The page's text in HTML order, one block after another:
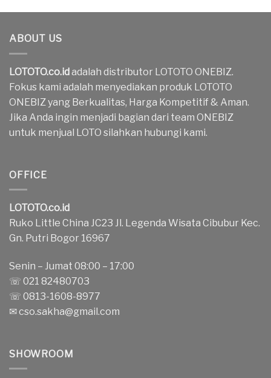
ABOUT US
LOTOTO.co.idadalah distributor LOTOTO ONEBIZ.
Fokus kami adalah menyediakan produk LOTOTO
ONEBIZ yang Berkualitas, Harga Kompetitif & Aman.
Jika Anda ingin menjadi bagian dari team ONEBIZ
untuk menjual LOTO silahkan hubungi kami.
OFFICE
LOTOTO.co.id
Ruko Little China JC23 Jl. Legenda Wisata Cibubur Kec.
Gn. Putri Bogor 16967
Senin – Jumat 08:00 – 17:00
☏ 021 82480703
☏ 0813-1608-8977
✉cso.sakha@gmail.com
SHOWROOM